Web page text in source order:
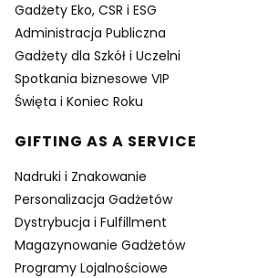
Gadżety Eko, CSR i ESG
Administracja Publiczna
Gadżety dla Szkół i Uczelni
Spotkania biznesowe VIP
Święta i Koniec Roku
GIFTING AS A SERVICE
Nadruki i Znakowanie
Personalizacja Gadżetów
Dystrybucja i Fulfillment
Magazynowanie Gadżetów
Programy Lojalnościowe